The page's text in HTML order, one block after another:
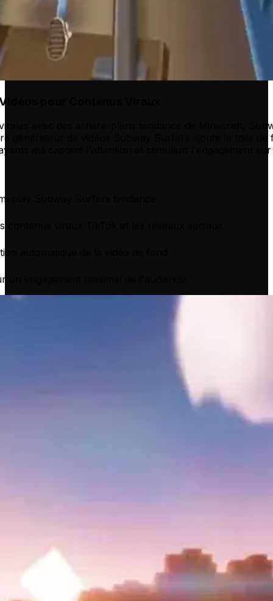
pour Contenus Viraux
avec des arrière-plans tendance de Minecraft,
générateur de vidéos Subway Surfers ajoute la toile
qui captent l'attention et stimulent l'engagement
Subway Surfers tendance
contenus viraux TikTok et les réseaux sociaux
automatique de la vidéo de fond
un engagement maximal de l'audience